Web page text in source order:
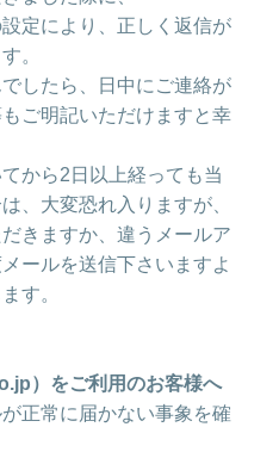
定により、正しく返信が
。
したら、日中にご連絡が
ご明記いただけますと幸
から2日以上経っても当
、大変恐れ入りますが、
きますか、違うメールア
ールを送信下さいますよ
す。
）をご利用のお客様へ
正常に届かない事象を確